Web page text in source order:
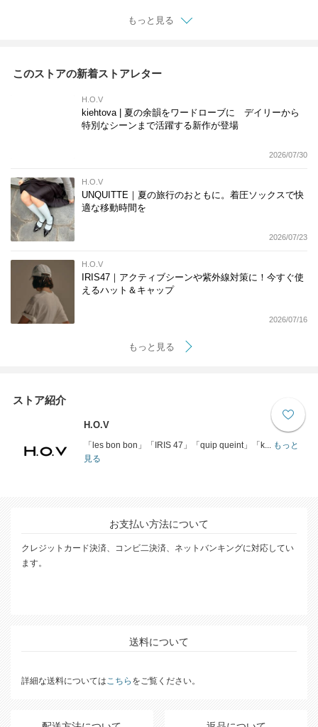
もっと見る
このストアの新着ストアレター
H.O.V
kiehtova | 夏の余韻をワードローブに デイリーから
特別なシーンまで活躍する新作が登場
2026/07/30
H.O.V
UNQUITTE｜夏の旅行のおともに。着圧ソックスで快
適な移動時間を
2026/07/23
H.O.V
IRIS47｜アクティブシーンや紫外線対策に！今すぐ使
えるハット＆キャップ
2026/07/16
もっと見る
ストア紹介
H.O.V
「les bon bon」「IRIS 47」「quip queint」「k...
もっと
見る
お支払い方法について
クレジットカード決済、コンビ二決済、ネットバンキングに対応してい
ます。